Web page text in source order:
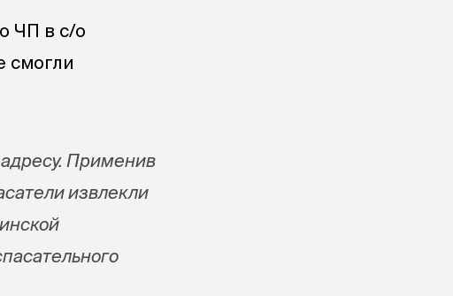
ЧП в с/о
смогли
Применив
извлекли